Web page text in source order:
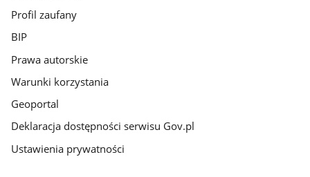
Profil zaufany
BIP
Prawa autorskie
Warunki korzystania
Geoportal
Deklaracja dostępności serwisu Gov.pl
Ustawienia prywatności